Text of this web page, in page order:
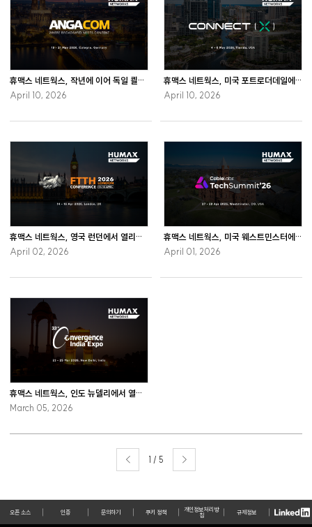
휴맥스 네트웍스, 작년에 이어 독일 쾰른에서 개최하는 ANGA COM 2026 참가
April 10, 2026
휴맥스 네트웍스, 미국 포트로더데일에서 개최하는 Connect (X) 2026 참관
April 10, 2026
휴맥스 네트웍스, 영국 런던에서 열리는 FTTH Conference 2026 참관
April 02, 2026
휴맥스 네트웍스, 미국 웨스트민스터에서 개최하는 CableLabs Tech Summit 2026 참가
April 01, 2026
휴맥스 네트웍스, 인도 뉴델리에서 열리는 Convergence India Expo 2026 참관
March 05, 2026
1 / 5
오픈 소스 인증 문의하기 쿠키 정책
개인정보처리 방
침
규제정보